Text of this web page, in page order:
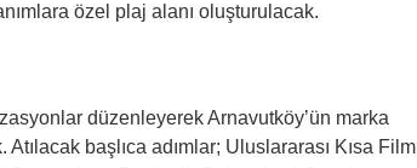
özel plaj alanı oluşturulacak.
düzenleyerek Arnavutköy’ün marka
başlıca adımlar; Uluslararası Kısa Film